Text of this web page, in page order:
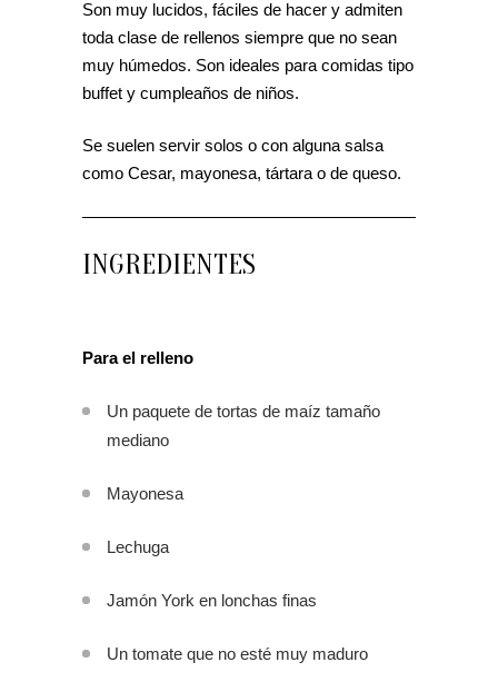
Son muy lucidos, fáciles de hacer y admiten
toda clase de rellenos siempre que no sean
muy húmedos. Son ideales para comidas tipo
buffet y cumpleaños de niños.
Se suelen servir solos o con alguna salsa
como Cesar, mayonesa, tártara o de queso.
INGREDIENTES
Para el relleno
Un paquete de tortas de maíz tamaño
mediano
Mayonesa
Lechuga
Jamón York en lonchas finas
Un tomate que no esté muy maduro